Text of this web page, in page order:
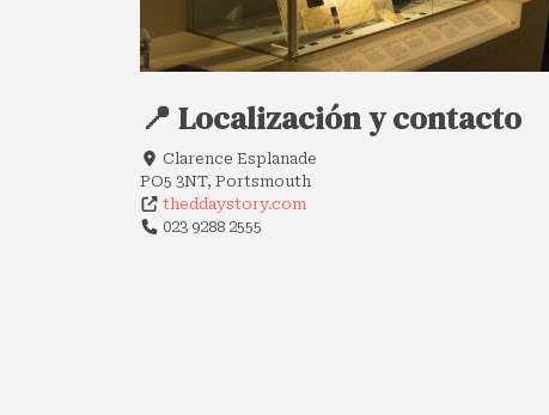
📍 Localización y contacto
Clarence Esplanade
PO5 3NT, Portsmouth
theddaystory.com
023 9288 2555